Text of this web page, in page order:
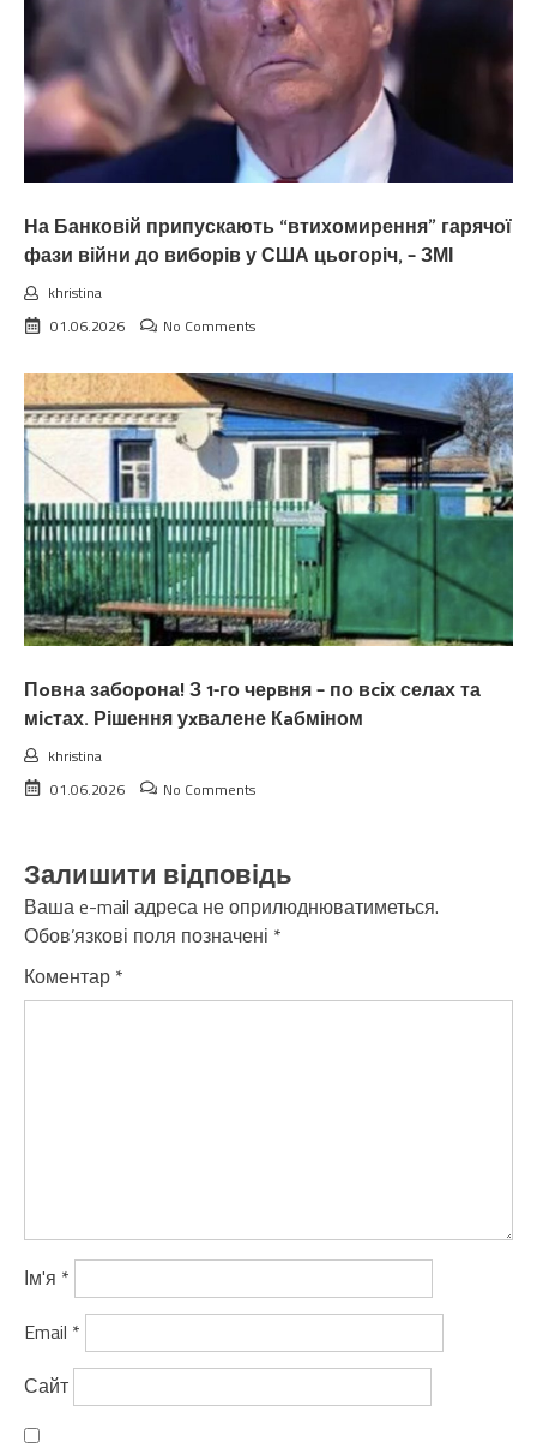
На Банковій припускають “втихомирення” гарячої
фази війни до виборів у США цьогоріч, – ЗМІ
khristina
01.06.2026
No Comments
Пoвна забоpона! З 1-го чеpвня – по вcіх селах та
міcтах. Рішення уxвалене Кaбміном
khristina
01.06.2026
No Comments
Залишити відповідь
Ваша e-mail адреса не оприлюднюватиметься.
Обов’язкові поля позначені *
Коментар *
Ім'я *
Email *
Сайт